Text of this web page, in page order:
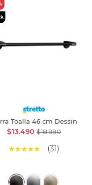
Toalla 46 cm Dessin
$13.490$18.990
(31)